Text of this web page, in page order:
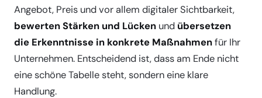
Angebot, Preis und vor allem digitaler Sichtbarkeit,
bewerten Stärken und Lücken und übersetzen
die Erkenntnisse in konkrete Maßnahmenfür Ihr
Unternehmen. Entscheidend ist, dass am Ende nicht
eine schöne Tabelle steht, sondern eine klare
Handlung.